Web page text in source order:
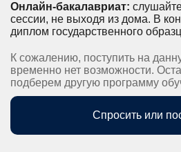
Онлайн-бакалавриат:
сессии, не выходя из дома. В
диплом государственного
К сожалению, поступить на
временно нет возможности.
подберем другую программу
Спросить или